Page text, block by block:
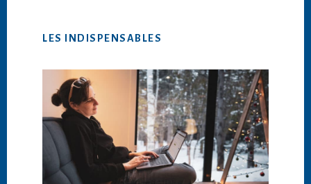
LES INDISPENSABLES